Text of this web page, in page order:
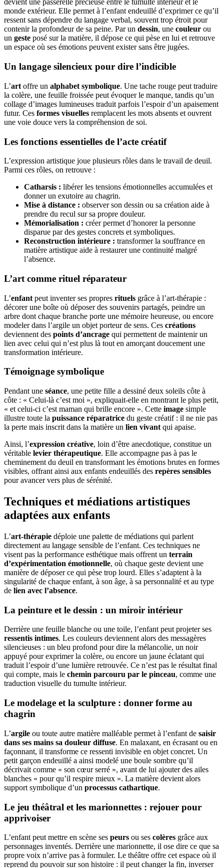
devient une passerelle précieuse entre le tumulte intérieur et le
monde extérieur. Elle permet à l’enfant endeuillé d’exprimer ce qu’il
ressent sans dépendre du langage verbal, souvent trop étroit pour
contenir la profondeur de sa peine. Par un dessin, une couleur ou
un geste posé sur la matière, il dépose ce qui pèse en lui et retrouve
un espace où ses émotions peuvent exister sans être jugées.
Un langage silencieux pour dire l’indicible
L’art offre un alphabet symbolique. Une tache rouge peut traduire
la colère, une feuille froissée peut évoquer le manque, tandis qu’un
collage d’images lumineuses traduit parfois l’espoir d’un apaisement
futur. Ces formes visuelles remplacent les mots absents et ouvrent
une voie douce vers la compréhension de soi.
Les fonctions essentielles de l’acte créatif
L’expression artistique joue plusieurs rôles dans le travail de deuil.
Parmi ces rôles, on retrouve :
Catharsis : libérer les tensions émotionnelles accumulées et
donner un exutoire au chagrin.
Mise à distance : observer son dessin ou sa création aide à
prendre du recul sur sa propre douleur.
Mémorialisation : créer permet d’honorer la personne
disparue par des gestes concrets et symboliques.
Reconstruction intérieure : transformer la souffrance en
matière artistique aide à restaurer une continuité malgré
l’absence.
L’art comme rituel réparateur
L’enfant peut inventer ses propres rituels grâce à l’art-thérapie :
décorer une boîte où déposer des souvenirs partagés, peindre un
arbre dont chaque branche porte une mémoire heureuse, ou encore
modeler dans l’argile un objet porteur de sens. Ces créations
deviennent des points d’ancrage qui permettent de maintenir un
lien avec celui qui n’est plus là tout en amorçant doucement une
transformation intérieure.
Témoignage symbolique
Pendant une séance, une petite fille a dessiné deux soleils côte à
côte : « Celui-là c’est moi », expliquait-elle en montrant le plus petit,
« et celui-ci c’est maman qui brille encore ». Cette image simple
illustre toute la puissance réparatrice du geste créatif : il ne nie pas
la perte mais inscrit dans la matière un lien vivant qui apaise.
Ainsi, l’expression créative, loin d’être anecdotique, constitue un
véritable levier thérapeutique. Elle accompagne pas à pas le
cheminement du deuil en transformant les émotions brutes en formes
visibles, offrant ainsi aux enfants endeuillés des repères sensibles
pour avancer vers plus de sérénité.
Techniques et médiations artistiques
adaptées aux enfants
L’art-thérapie déploie une palette de médiations qui parlent
directement au langage sensible de l’enfant. Ces techniques ne
visent pas la performance esthétique mais offrent un terrain
d’expérimentation émotionnelle, où chaque geste devient une
manière de déposer ce qui pèse trop lourd. Elles s’adaptent à la
singularité de chaque enfant, à son âge, à sa personnalité et au type
de lien avec l’absence.
La peinture et le dessin : un miroir intérieur
Derrière une feuille blanche ou une toile, l’enfant peut projeter ses
ressentis intimes. Les couleurs deviennent alors des messagères
silencieuses : un bleu profond pour dire la mélancolie, un noir
appuyé pour exprimer la colère, ou encore un jaune éclatant qui
traduit l’espoir d’une lumière retrouvée. Ce n’est pas le résultat final
qui compte, mais le chemin parcouru par le pinceau, comme une
traduction visuelle du tumulte intérieur.
Le modelage et la sculpture : donner forme au
chagrin
L’argile ou toute autre matière malléable permet à l’enfant de saisir
dans ses mains sa douleur diffuse. En malaxant, en écrasant ou en
façonnant, il transforme ce ressenti invisible en objet concret. Un
petit garçon endeuillé a ainsi modelé une boule sombre qu’il
décrivait comme « son cœur serré », avant de lui ajouter des ailes
blanches « pour qu’il respire mieux ». La matière devient alors
support symbolique d’un processus cathartique.
Le jeu théâtral et les marionnettes : rejouer pour
apprivoiser
L’enfant peut mettre en scène ses peurs ou ses colères grâce aux
personnages inventés. Derrière une marionnette, il ose dire ce que sa
propre voix n’arrive pas à formuler. Le théâtre offre cet espace où il
reprend du pouvoir sur son histoire : il peut changer la fin, inverser